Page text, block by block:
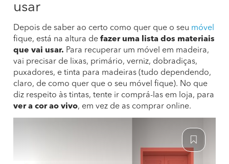
usar
Depois de saber ao certo como quer que o seu móvel
fique, está na altura de fazer uma lista dos materiais
que vai usar. Para recuperar um móvel em madeira,
vai precisar de lixas, primário, verniz, dobradiças,
puxadores, e tinta para madeiras (tudo dependendo,
claro, de como quer que o seu móvel fique). No que
diz respeito às tintas, tente ir comprá-las em loja, para
ver a cor ao vivo, em vez de as comprar online.